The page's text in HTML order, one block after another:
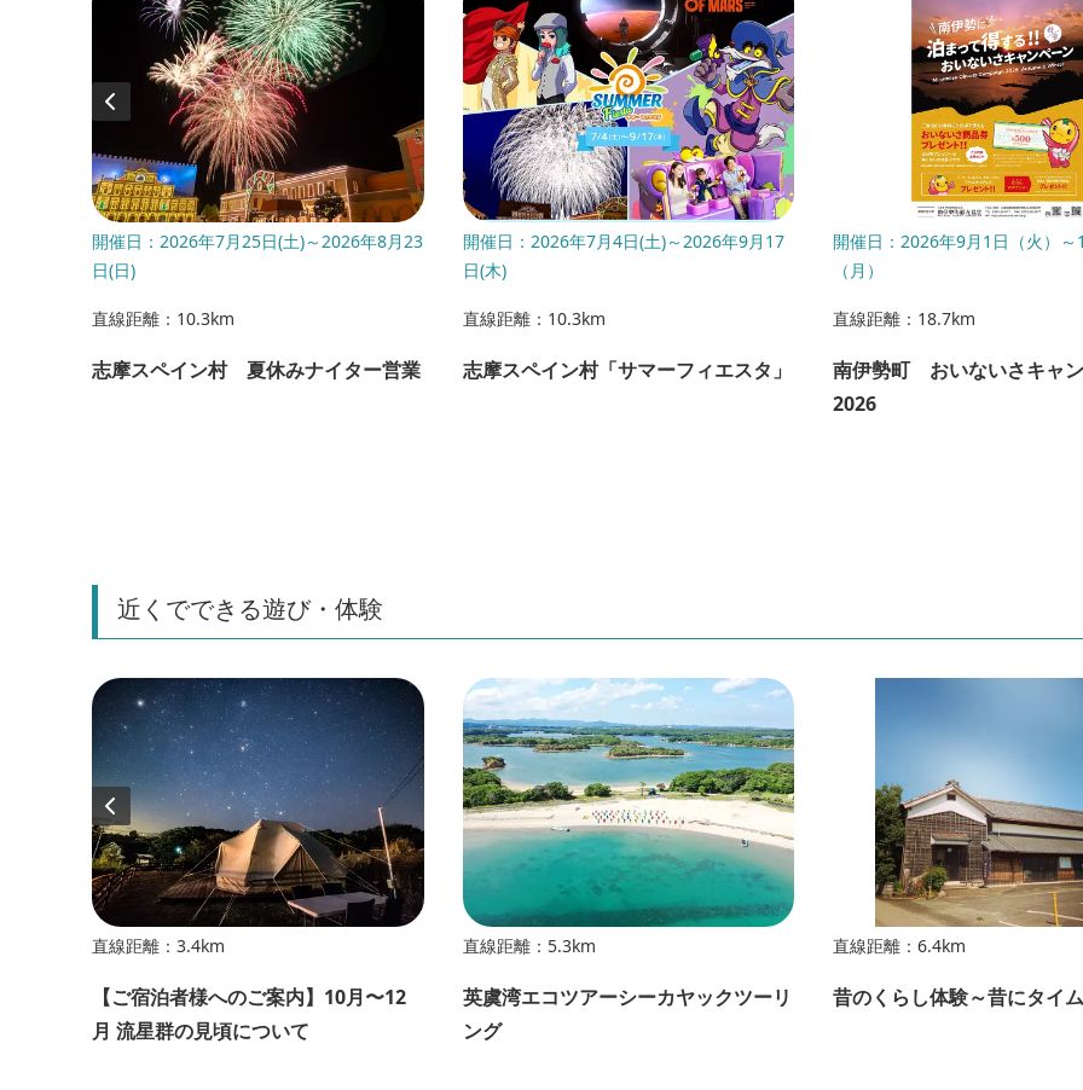
開催日：2026年7月25日(土)～2026年8月23
日(日)
直線距離：10.3km
志摩スペイン村 夏休みナイター営業
開催日：2026年7月4日(土)～2026年9月17
日(木)
直線距離：10.3km
志摩スペイン村「サマーフィエスタ」
開催日：2026年9月1日（火）～
（月）
直線距離：18.7km
南伊勢町 おいないさキャ
2026
近くでできる遊び・体験
直線距離：3.4km
【ご宿泊者様へのご案内】10月〜12
月 流星群の見頃について
直線距離：5.3km
英虞湾エコツアーシーカヤックツーリ
ング
直線距離：6.4km
昔のくらし体験～昔にタイ